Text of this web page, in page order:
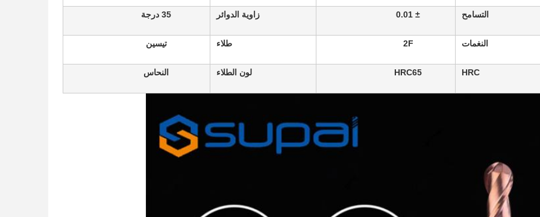
التسامح ± 0.01 زاوية الدوائر 35 درجة
النغمات 2F طلاء تيسين
HRC
HRC65 لون الطلاء النحاس